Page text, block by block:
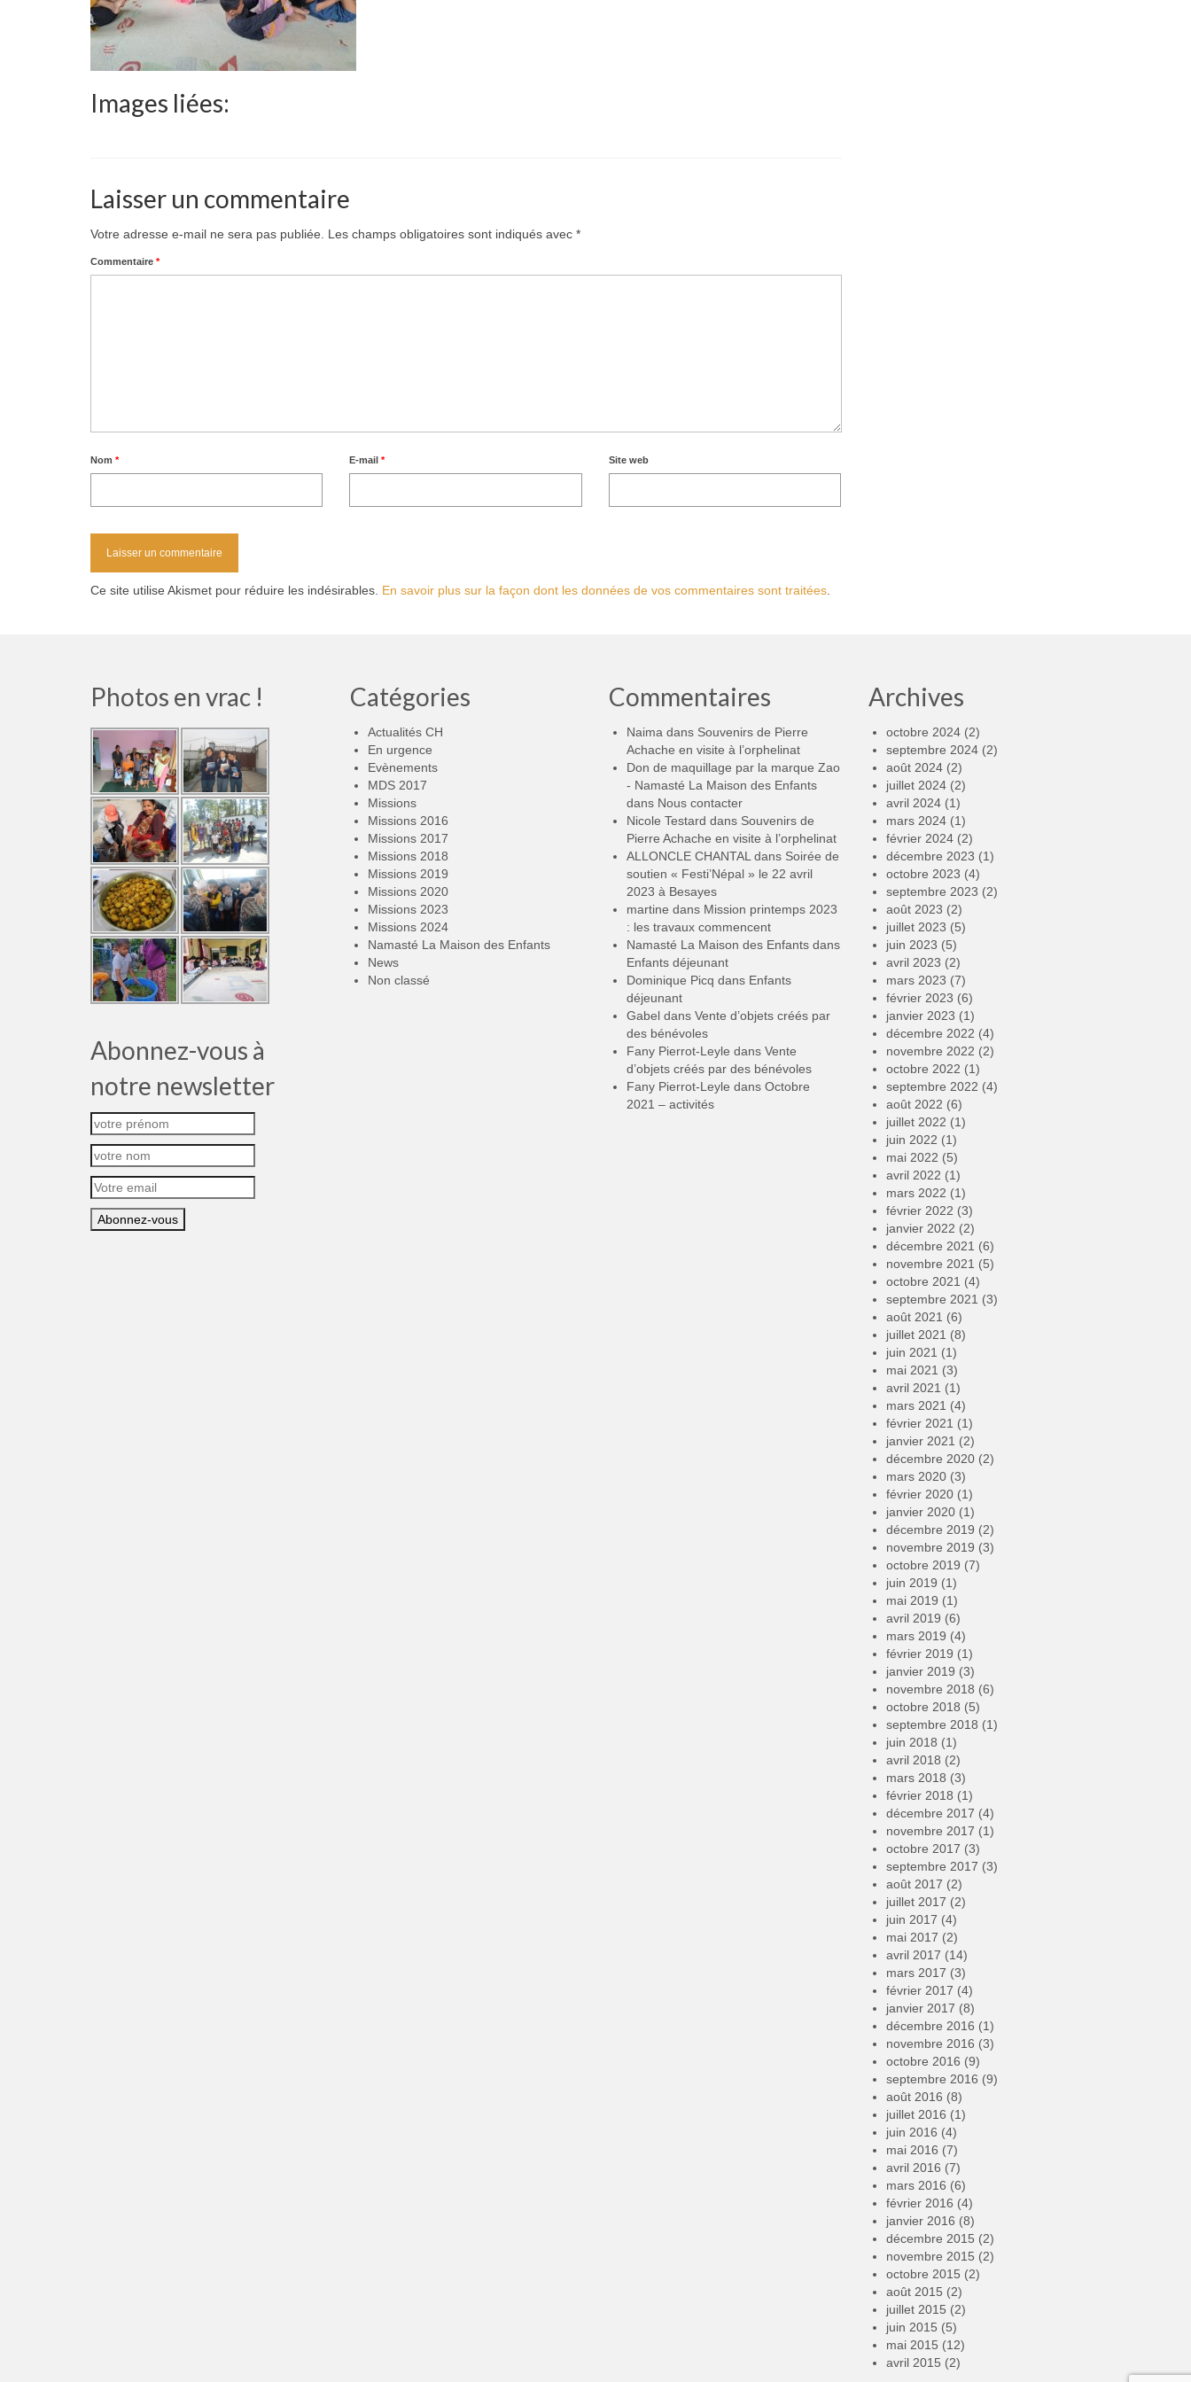
Images liées:
Laisser un commentaire
Votre adresse e-mail ne sera pas publiée. Les champs obligatoires sont indiqués avec *
Commentaire *
Nom * E-mail* Site web
Ce site utilise Akismet pour réduire les indésirables. En savoir plus sur la façon dont les données de vos commentaires sont traitées
Photos en vrac !
Abonnez-vous à
notre newsletter
Catégories
Actualités CH
En urgence
Evènements
MDS 2017
Missions
Missions 2016
Missions 2017
Missions 2018
Missions 2019
Missions 2020
Missions 2023
Missions 2024
Namasté La Maison des Enfants
News
Non classé
Commentaires
Naima dans Souvenirs de Pierre
Achache en visite à l’orphelinat
Don de maquillage par la marque Zao
- Namasté La Maison des Enfants
dans Nous contacter
Nicole Testard dans Souvenirs de
Pierre Achache en visite à l’orphelinat
ALLONCLE CHANTAL dans Soirée de
soutien « Festi’Népal » le 22 avril
2023 à Besayes
martine dans Mission printemps 2023
: les travaux commencent
Namasté La Maison des Enfants dans
Enfants déjeunant
Dominique Picq dans Enfants
déjeunant
Gabel dans Vente d’objets créés par
des bénévoles
Fany Pierrot-Leyle dans Vente
d’objets créés par des bénévoles
Fany Pierrot-Leyle dans Octobre
2021 – activités
Archives
octobre 2024(2)
septembre 2024(2)
août 2024(2)
juillet 2024(2)
avril 2024(1)
mars 2024(1)
février 2024(2)
décembre 2023 (1)
octobre 2023 (4)
septembre 2023 (2)
août 2023 (2)
juillet 2023 (5)
juin 2023 (5)
avril 2023 (2)
mars 2023 (7)
février 2023 (6)
janvier 2023 (1)
décembre 2022 (4)
novembre 2022 (2)
octobre 2022 (1)
septembre 2022 (4)
août 2022 (6)
juillet 2022 (1)
juin 2022 (1)
mai 2022 (5)
avril 2022 (1)
mars 2022 (1)
février 2022 (3)
janvier 2022 (2)
décembre 2021 (6)
novembre 2021 (5)
octobre 2021 (4)
septembre 2021 (3)
août 2021 (6)
juillet 2021 (8)
juin 2021 (1)
mai 2021 (3)
avril 2021 (1)
mars 2021 (4)
février 2021 (1)
janvier 2021 (2)
décembre 2020(2)
mars 2020(3)
février 2020(1)
janvier 2020(1)
décembre 2019 (2)
novembre 2019 (3)
octobre 2019 (7)
juin 2019 (1)
mai 2019 (1)
avril 2019 (6)
mars 2019 (4)
février 2019 (1)
janvier 2019 (3)
novembre 2018 (6)
octobre 2018 (5)
septembre 2018 (1)
juin 2018 (1)
avril 2018 (2)
mars 2018 (3)
février 2018 (1)
décembre 2017 (4)
novembre 2017 (1)
octobre 2017 (3)
septembre 2017 (3)
août 2017 (2)
juillet 2017 (2)
juin 2017 (4)
mai 2017 (2)
avril 2017 (14)
mars 2017 (3)
février 2017 (4)
janvier 2017 (8)
décembre 2016 (1)
novembre 2016 (3)
octobre 2016 (9)
septembre 2016 (9)
août 2016 (8)
juillet 2016 (1)
juin 2016 (4)
mai 2016 (7)
avril 2016 (7)
mars 2016 (6)
février 2016 (4)
janvier 2016 (8)
décembre 2015 (2)
novembre 2015 (2)
octobre 2015 (2)
août 2015 (2)
juillet 2015 (2)
juin 2015 (5)
mai 2015 (12)
avril 2015 (2)